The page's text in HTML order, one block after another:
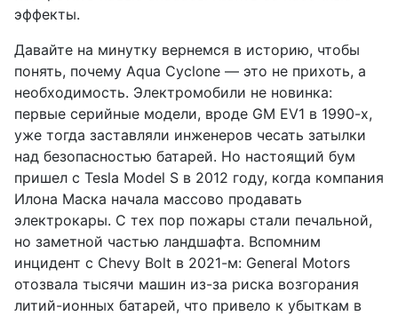
эффекты.
Давайте на минутку вернемся в историю, чтобы
понять, почему Aqua Cyclone — это не прихоть, а
необходимость. Электромобили не новинка:
первые серийные модели, вроде GM EV1 в 1990-х,
уже тогда заставляли инженеров чесать затылки
над безопасностью батарей. Но настоящий бум
пришел с Tesla Model S в 2012 году, когда компания
Илона Маска начала массово продавать
электрокары. С тех пор пожары стали печальной,
но заметной частью ландшафта. Вспомним
инцидент с Chevy Bolt в 2021-м: General Motors
отозвала тысячи машин из-за риска возгорания
литий-ионных батарей, что привело к убыткам в